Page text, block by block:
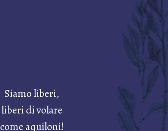
Siamo liberi,
liberi di volare
come aquiloni!